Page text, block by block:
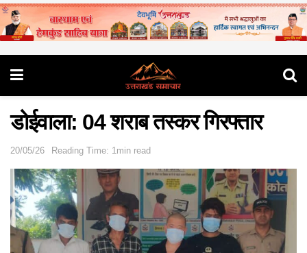
डोईवाला: 04 शराब तस्कर गिरफ्तार
20/05/26 Reading Time: 1min read